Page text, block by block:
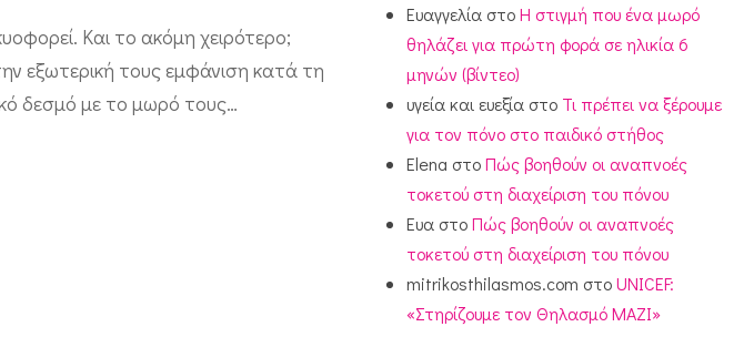
Και το ακόμη χειρότερο;
εξωτερική τους εμφάνιση κατά τη
δεσμό με το μωρό τους…
Ευαγγελία στοΗ στιγμή που ένα μωρό
θηλάζει για πρώτη φορά σε ηλικία 6
μηνών (βίντεο)
υγεία και ευεξία στο Τι πρέπει να ξέρουμε
για τον πόνο στο παιδικό στήθος
Elena στοΠώς βοηθούν οι αναπνοές
τοκετού στη διαχείριση του πόνου
Ευα στοΠώς βοηθούν οι αναπνοές
τοκετού στη διαχείριση του πόνου
mitrikosthilasmos.com στοUNICEF:
«Στηρίζουμε τον Θηλασμό ΜΑΖΙ»